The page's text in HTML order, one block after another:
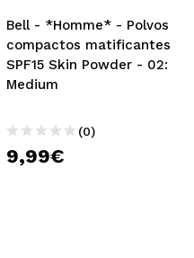
Bell - *Homme* - Polvos
compactos matificantes
SPF15 Skin Powder - 02:
Medium
(0)
9,99€